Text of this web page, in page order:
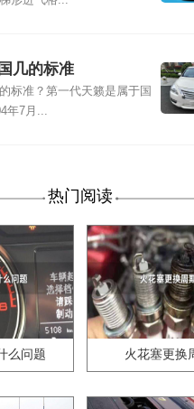
几的标准
标准？第一代天籁是属于国
年7月...
热门阅读
么问题 火花塞更换